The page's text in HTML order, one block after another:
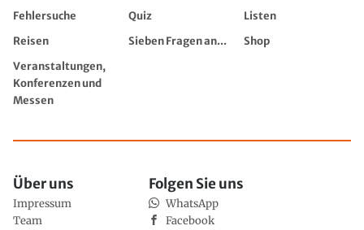
Fehlersuche
Quiz
Listen
Reisen
Sieben Fragen an...
Shop
Veranstaltungen,
Konferenzen und
Messen
Über uns
Impressum
Team
Folgen Sie uns
WhatsApp
Facebook